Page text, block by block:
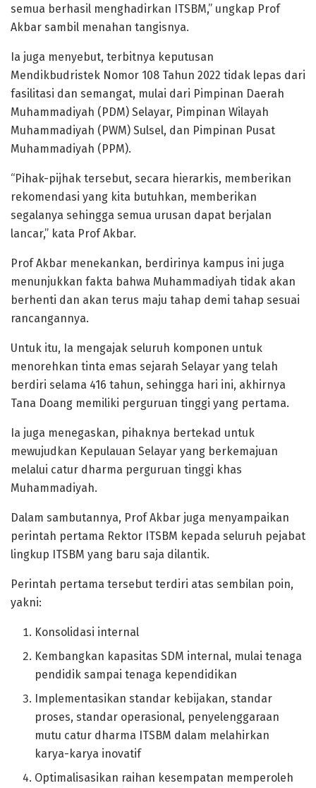
semua berhasil menghadirkan ITSBM,” ungkap Prof
Akbar sambil menahan tangisnya.
Ia juga menyebut, terbitnya keputusan
Mendikbudristek Nomor 108 Tahun 2022 tidak lepas dari
fasilitasi dan semangat, mulai dari Pimpinan Daerah
Muhammadiyah (PDM) Selayar, Pimpinan Wilayah
Muhammadiyah (PWM) Sulsel, dan Pimpinan Pusat
Muhammadiyah (PPM).
“Pihak-pijhak tersebut, secara hierarkis, memberikan
rekomendasi yang kita butuhkan, memberikan
segalanya sehingga semua urusan dapat berjalan
lancar,” kata Prof Akbar.
Prof Akbar menekankan, berdirinya kampus ini juga
menunjukkan fakta bahwa Muhammadiyah tidak akan
berhenti dan akan terus maju tahap demi tahap sesuai
rancangannya.
Untuk itu, Ia mengajak seluruh komponen untuk
menorehkan tinta emas sejarah Selayar yang telah
berdiri selama 416 tahun, sehingga hari ini, akhirnya
Tana Doang memiliki perguruan tinggi yang pertama.
Ia juga menegaskan, pihaknya bertekad untuk
mewujudkan Kepulauan Selayar yang berkemajuan
melalui catur dharma perguruan tinggi khas
Muhammadiyah.
Dalam sambutannya, Prof Akbar juga menyampaikan
perintah pertama Rektor ITSBM kepada seluruh pejabat
lingkup ITSBM yang baru saja dilantik.
Perintah pertama tersebut terdiri atas sembilan poin,
yakni:
Konsolidasi internal
Kembangkan kapasitas SDM internal, mulai tenaga
pendidik sampai tenaga kependidikan
Implementasikan standar kebijakan, standar
proses, standar operasional, penyelenggaraan
mutu catur dharma ITSBM dalam melahirkan
karya-karya inovatif
Optimalisasikan raihan kesempatan memperoleh